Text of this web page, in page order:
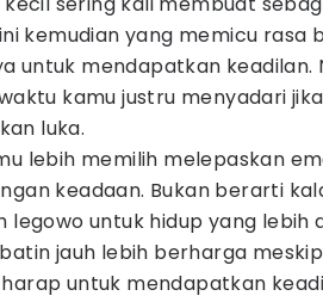
kemudian yang memicu rasa
untuk mendapatkan keadilan.
kamu justru menyadari
luka.
lebih memilih melepaskan
keadaan. Bukan berarti
legowo untuk hidup yang lebih
jauh lebih berharga
untuk mendapatkan